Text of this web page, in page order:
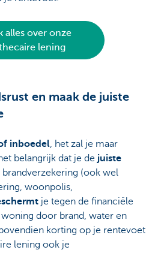
alles over onze
lening
en maak de juiste
inboedel, het zal je maar
belangrijk dat je de juiste
brandverzekering (ook wel
woonpolis,
je tegen de financiële
woning door brand, water en
korting op je rentevoet
lening ook je